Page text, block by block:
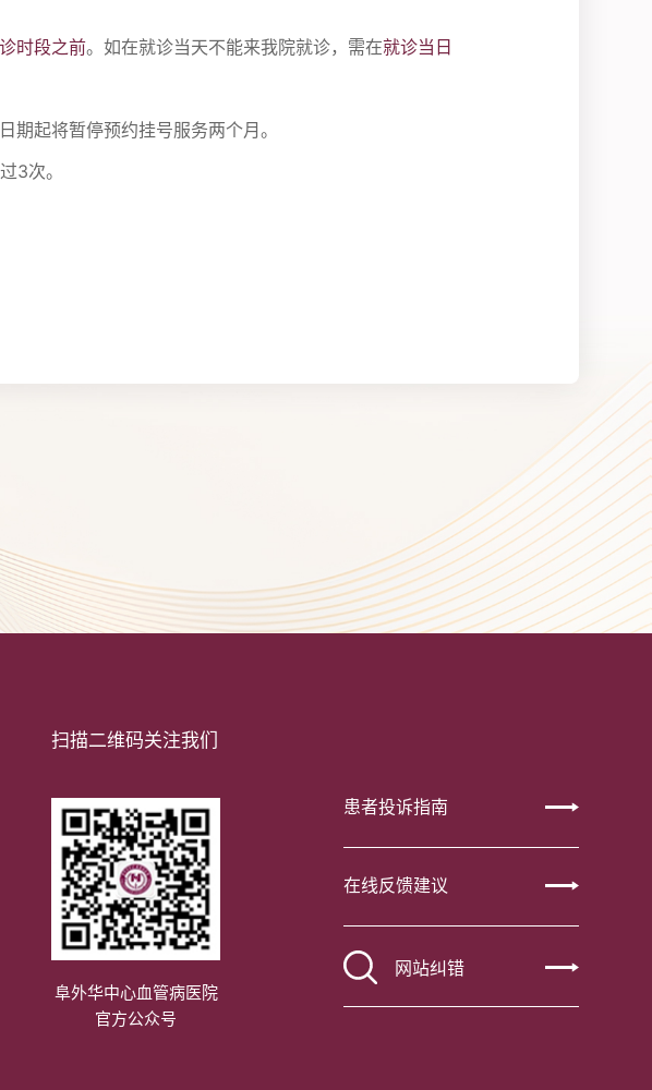
时段之前。如在就诊当天不能来我院就诊，需在就诊当日
起将暂停预约挂号服务两个月。
3次。
扫描二维码关注我们
阜外华中心血管病医院
官方公众号
患者投诉指南
在线反馈建议
网站纠错